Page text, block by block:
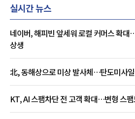
실시간 뉴스
네이버, 해피빈 앞세워 로컬 커머스 확대
상생
北, 동해상으로 미상 발사체…탄도미사
KT, AI 스팸차단 전 고객 확대…변형 스